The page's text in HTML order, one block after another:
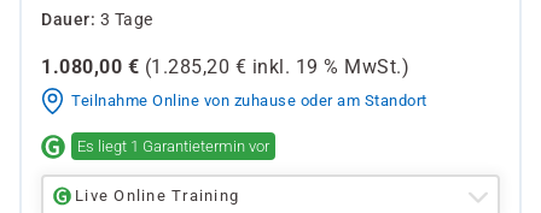
Dauer 3 Tage
1.080,00 € (1.285,20 € inkl. 19 % MwSt.)
Teilnahme Online von zuhause oder am Standort
Es liegt 1 Garantietermin vor
Live Online Training